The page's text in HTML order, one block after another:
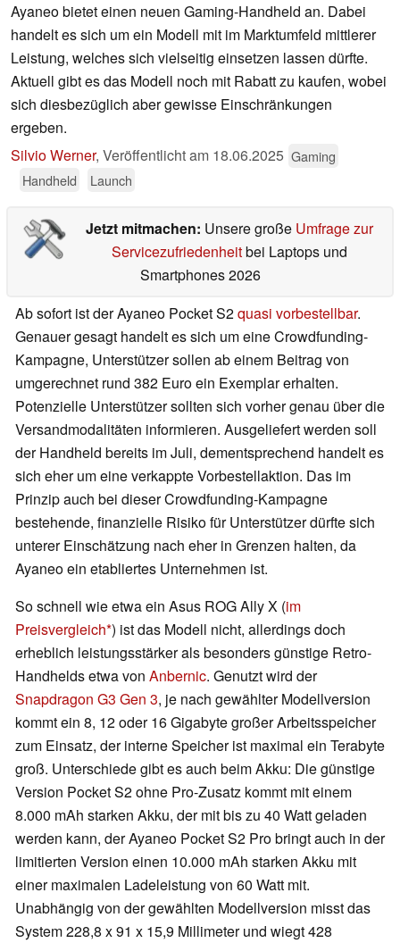
Ayaneo bietet einen neuen Gaming-Handheld an. Dabei
handelt es sich um ein Modell mit im Marktumfeld mittlerer
Leistung, welches sich vielseitig einsetzen lassen dürfte.
Aktuell gibt es das Modell noch mit Rabatt zu kaufen, wobei
sich diesbezüglich aber gewisse Einschränkungen
ergeben.
Silvio Werner, Veröffentlicht am 18.06.2025 Gaming
Handheld
Launch
Jetzt mitmachen: Unsere große Umfrage zur
Servicezufriedenheitbei Laptops und
Smartphones 2026
Ab sofort ist der Ayaneo Pocket S2quasi vorbestellbar.
Genauer gesagt handelt es sich um eine Crowdfunding-
Kampagne, Unterstützer sollen ab einem Beitrag von
umgerechnet rund 382 Euro ein Exemplar erhalten.
Potenzielle Unterstützer sollten sich vorher genau über die
Versandmodalitäten informieren. Ausgeliefert werden soll
der Handheld bereits im Juli, dementsprechend handelt es
sich eher um eine verkappte Vorbestellaktion. Das im
Prinzip auch bei dieser Crowdfunding-Kampagne
bestehende, finanzielle Risiko für Unterstützer dürfte sich
unterer Einschätzung nach eher in Grenzen halten, da
Ayaneo ein etabliertes Unternehmen ist.
So schnell wie etwa ein Asus ROG Ally X (im
Preisvergleich ) ist das Modell nicht, allerdings doch
erheblich leistungsstärker als besonders günstige Retro-
Handhelds etwa von Anbernic. Genutzt wird der
Snapdragon G3 Gen 3, je nach gewählter Modellversion
kommt ein 8, 12 oder 16 Gigabyte großer Arbeitsspeicher
zum Einsatz, der interne Speicher ist maximal ein Terabyte
groß. Unterschiede gibt es auch beim Akku: Die günstige
Version Pocket S2 ohne Pro-Zusatz kommt mit einem
8.000 mAh starken Akku, der mit bis zu 40 Watt geladen
werden kann, der Ayaneo Pocket S2 Pro bringt auch in der
limitierten Version einen 10.000 mAh starken Akku mit
einer maximalen Ladeleistung von 60 Watt mit.
Unabhängig von der gewählten Modellversion misst das
System 228,8 x 91 x 15,9 Millimeter und wiegt 428